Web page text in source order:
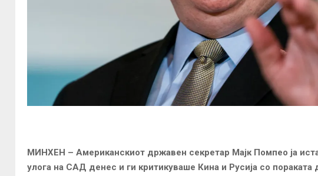
МИНХЕН – Американскиот државен секретар Мајк Помпео ја
улога на САД денес и ги критикуваше Кина и Русија со пораката